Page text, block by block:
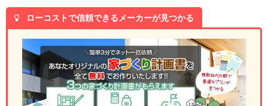
ローコストで信頼できるメーカーが見つかる